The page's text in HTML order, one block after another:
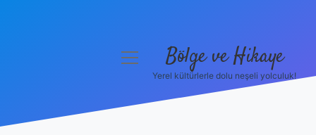
menüyü
Bölge ve Hikaye
Yerel kültürlerle dolu neşeli yolculuk!